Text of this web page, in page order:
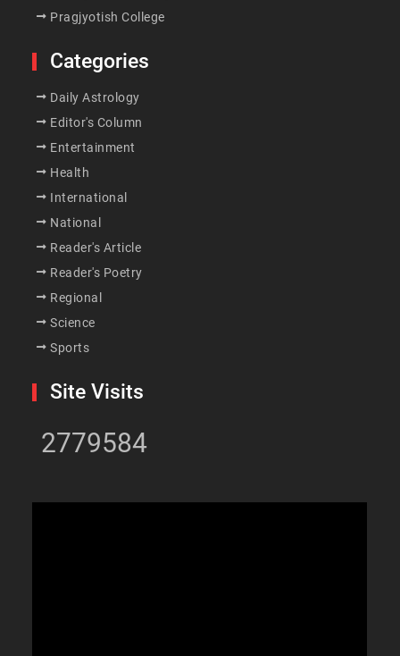
Pragjyotish College
Categories
Daily Astrology
Editor's Column
Entertainment
Health
International
National
Reader's Article
Reader's Poetry
Regional
Science
Sports
Site Visits
2779584